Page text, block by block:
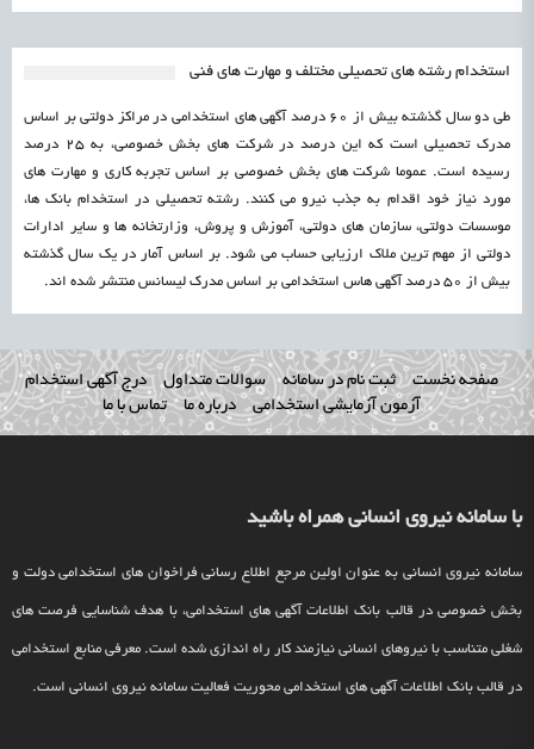
استخدام رشته های تحصیلی مختلف و مهارت های فنی
طی دو سال گذشته بیش از 60 درصد آگهی های استخدامی در مراکز دولتی بر اساس
مدرک تحصیلی است که این درصد در شرکت های بخش خصوصی، به 25 درصد
رسیده است. عموما شرکت های بخش خصوصی بر اساس تجربه کاری و مهارت های
مورد نیاز خود اقدام به جذب نیرو می کنند. رشته تحصیلی در استخدام بانک ها،
موسسات دولتی، سازمان های دولتی، آموزش و پروش، وزارتخانه ها و سایر ادارات
دولتی از مهم ترین ملاک ارزیابی حساب می شود. بر اساس آمار در یک سال گذشته
بیش از 50 درصد آگهی هاس استخدامی بر اساس مدرک لیسانس منتشر شده اند.
صفحه نخست ثبت نام در سامانه سوالات متداول
درج آگهی استخدام
آزمون آزمایشی استخدامی
درباره ما تماس با ما
با سامانه نیروی انسانی همراه باشید
سامانه نیروی انسانی به عنوان اولین مرجع اطلاع رسانی فراخوان های استخدامی دولت و
بخش خصوصی در قالب بانک اطلاعات آگهی های استخدامی، با هدف شناسایی فرصت های
شغلی متناسب با نیروهای انسانی نیازمند کار راه اندازی شده است. معرفی منابع استخدامی
در قالب بانک اطلاعات آگهی های استخدامی محوریت فعالیت سامانه نیروی انسانی است.